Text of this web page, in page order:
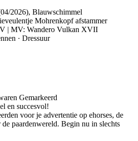
2026), Blauwschimmel
Mohrenkopf afstammer
| MV: Wandero Vulkan XVII
· Dressuur
Gemarkeerd
en succesvol!
voor je advertentie op ehorses, de
paardenwereld. Begin nu in slechts